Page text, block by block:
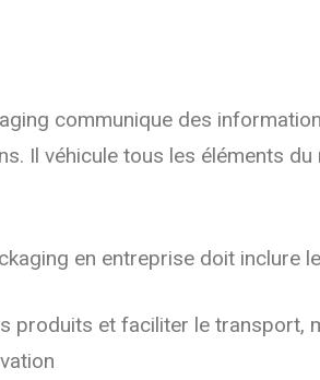
communique des
Il véhicule tous les éléments
en entreprise doit inclure
produits et faciliter le transport,